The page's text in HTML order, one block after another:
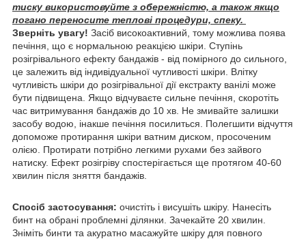
тиску використовуйте з обережністю, а також якщо
погано переносите теплові процедури, спеку.
Зверніть увагу! Засіб високоактивний, тому можлива поява
печіння, що є нормальною реакцією шкіри. Ступінь
розігрівального ефекту бандажів - від помірного до сильного,
це залежить від індивідуальної чутливості шкіри. Влітку
чутливість шкіри до розігрівальної дії екстракту ванілі може
бути підвищена. Якщо відчуваєте сильне печіння, скоротіть
час витримування бандажів до 10 хв. Не змивайте залишки
засобу водою, інакше печіння посилиться. Полегшити відчуття
допоможе протирання шкіри ватним диском, просоченим
олією. Протирати потрібно легкими рухами без зайвого
натиску. Ефект розігріву спостерігається ще протягом 40-60
хвилин після зняття бандажів.
Спосіб застосування: очистіть і висушіть шкіру. Нанесіть
бинт на обрані проблемні ділянки. Зачекайте 20 хвилин.
Зніміть бинти та акуратно масажуйте шкіру для повного